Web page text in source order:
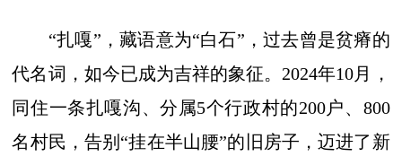
“扎嘎”，藏语意为“白石”，过去曾是贫瘠的
代名词，如今已成为吉祥的象征。2024年10月，
同住一条扎嘎沟、分属5个行政村的200户、800
名村民，告别“挂在半山腰”的旧房子，迈进了新